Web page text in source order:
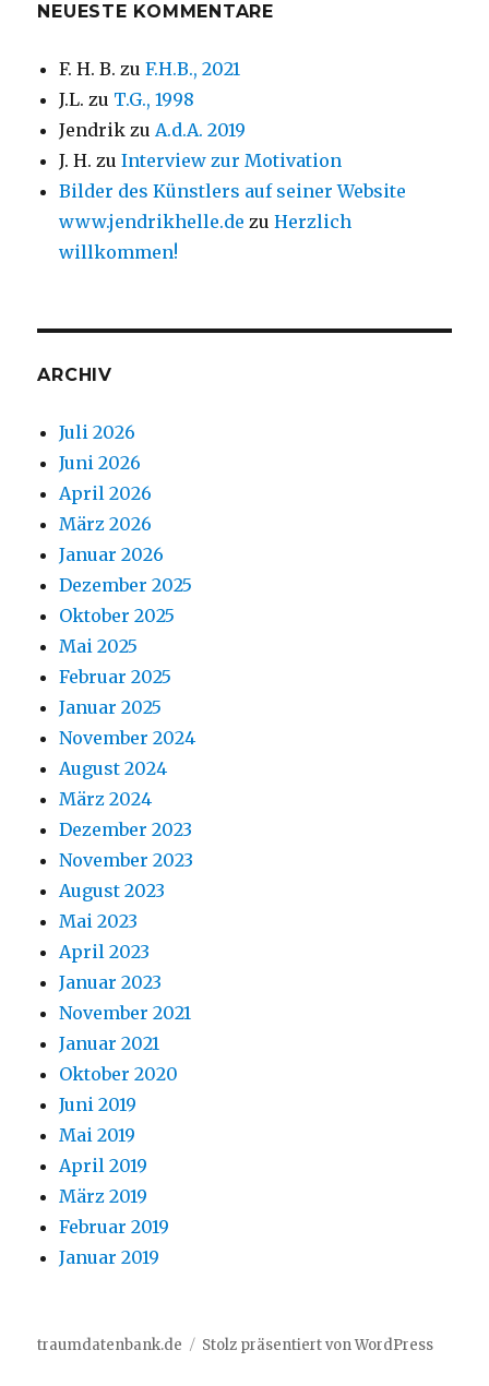
NEUESTE KOMMENTARE
F. H. B. zuF.H.B., 2021
J.L. zu T.G., 1998
Jendrik zuA.d.A. 2019
J. H. zuInterview zur Motivation
Bilder des Künstlers auf seiner Website
www.jendrikhelle.de zuHerzlich
willkommen!
ARCHIV
Juli 2026
Juni 2026
April 2026
März 2026
Januar 2026
Dezember 2025
Oktober 2025
Mai 2025
Februar 2025
Januar 2025
November 2024
August 2024
März 2024
Dezember 2023
November 2023
August 2023
Mai 2023
April 2023
Januar 2023
November 2021
Januar 2021
Oktober 2020
Juni 2019
Mai 2019
April 2019
März 2019
Februar 2019
Januar 2019
traumdatenbank.de Stolz präsentiert von WordPress